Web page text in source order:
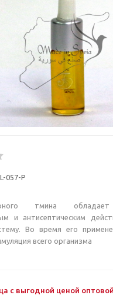
057-P
тмина обладает
и антисептическим
Во время его
всего организма
с выгодной ценой